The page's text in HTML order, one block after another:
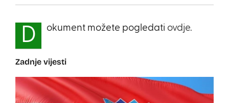
D okument možete pogledati ovdje.
Zadnje vijesti